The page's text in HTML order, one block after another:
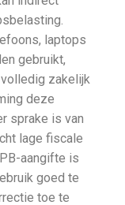
laptops
gebruikt,
zakelijk
deze
sprake is van
lage fiscale
aangifte is
goed te
toe te